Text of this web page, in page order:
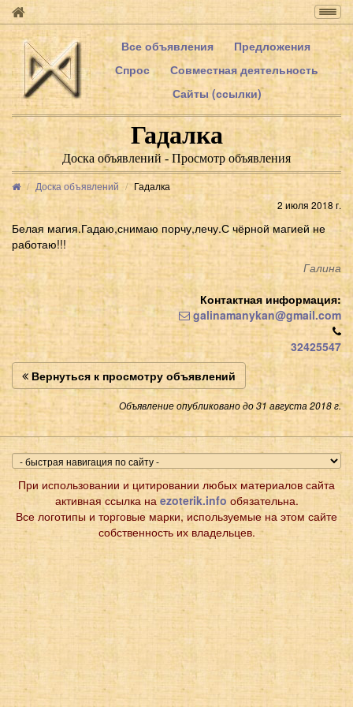
Все объявления
Предложения
Спрос
Совместная деятельность
Сайты (ссылки)
Гадалка
Доска объявлений - Просмотр объявления
Доска объявлений
Гадалка
2 июля 2018 г.
Белая магия.Гадаю,снимаю порчу,лечу.С чёрной магией не
работаю!!!
Галина
Контактная информация:
galinamanykan@gmail.com
32425547
Вернуться к просмотру объявлений
Объявление опубликовано до 31 августа 2018 г.
При использовании и цитировании любых материалов сайта
активная ссылка на ezoterik.info обязательна.
Все логотипы и торговые марки, используемые на этом сайте
собственность их владельцев.